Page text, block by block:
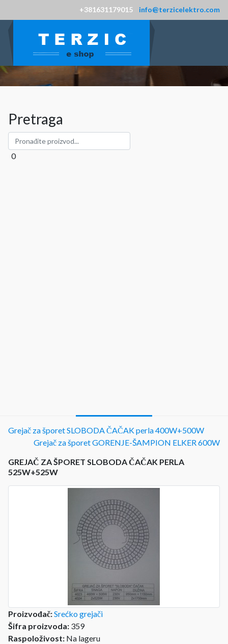
+381631179015 info@terzicelektro.com
Pretraga
0
Grejač za šporet SLOBODA ČAČAK perla 400W+500W
Grejač za šporet GORENJE-ŠAMPION ELKER 600W
GREJAČ ZA ŠPORET SLOBODA ČAČAK PERLA
525W+525W
Proizvođač:Srećko grejači
Šifra proizvoda: 359
Raspoloživost: Na lageru